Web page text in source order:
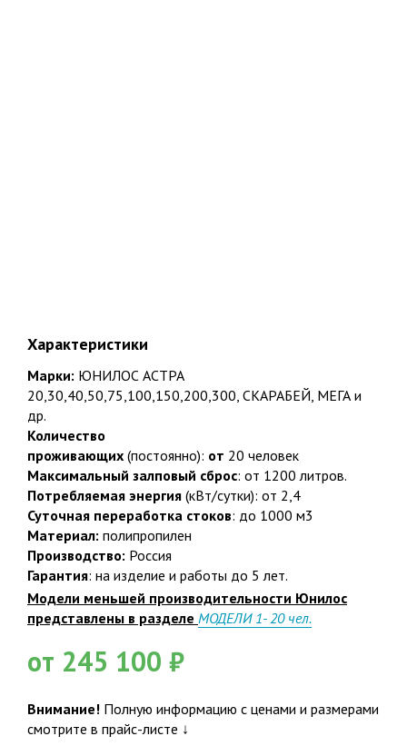
Био Станции Пластиковые септики
Емкости Погреба. Кессоны
Водоснабжение
Жироуловители Декор. Дачная продукция
Услуги. Сервис
Характеристики
Марки: ЮНИЛОС АСТРА
20,30,40,50,75,100,150,200,300, СКАРАБЕЙ, МЕГА и
др.
Количество
проживающих (постоянно): от 20 человек
Максимальный залповый сброс: от 1200 литров.
Потребляемая энергия (кВт/сутки): от 2,4
Суточная переработка стоков: до 1000 м3
Материал: полипропилен
Производство: Россия
Гарантия: на изделие и работы до 5 лет.
Модели меньшей производительности Юнилос
представлены в разделе МОДЕЛИ 1- 20 чел.
от 245 100 ₽
Внимание! Полную информацию с ценами и размерами
смотрите в прайс-листе ↓